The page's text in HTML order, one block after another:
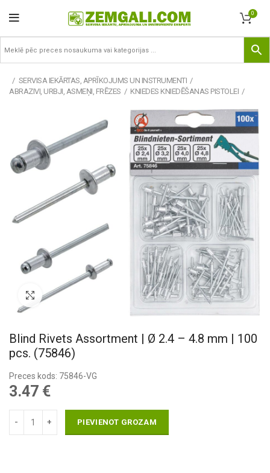
0
SERVISA IEKĀRTAS, APRĪKOJUMS UN INSTRUMENTI
ABRAZIVI, URBJI, ASMEŅI, FRĒZES
KNIEDES KNIEDĒŠANAS PISTOLEI
Pietuvināt
Blind Rivets Assortment | Ø 2.4 – 4.8 mm | 100
pcs. (75846)
Preces kods: 75846-VG
3.47 €
PIEVIENOT GROZAM